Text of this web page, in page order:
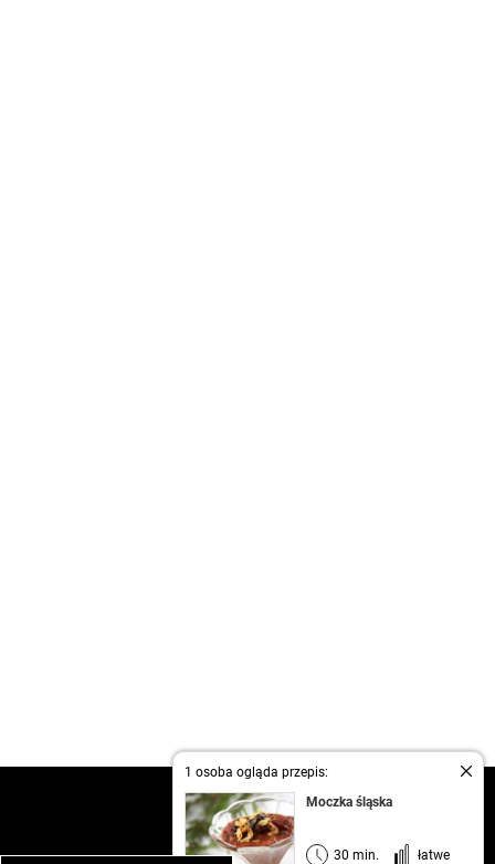
1 osoba ogląda przepis:
Moczka śląska
30 min. łatwe
kontakt
regulamin
informacja o prywatności